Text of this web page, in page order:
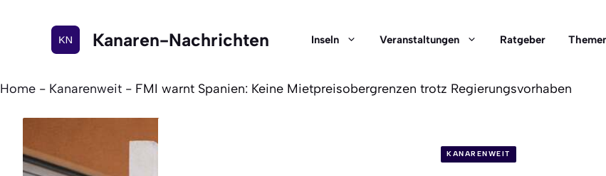
Kanaren-Nachrichten Inseln Veranstaltungen Ratgeber
Home - Kanarenweit - FMI warnt Spanien: Keine Mietpreisobergrenzen trotz Regierungsvorhaben
KANARENWEIT